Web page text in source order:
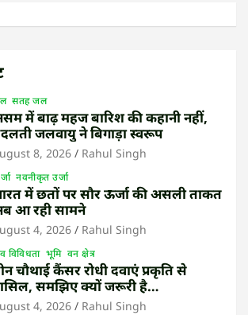
सतह जल
में बाढ़ महज बारिश की कहानी नहीं,
जलवायु ने बिगाड़ा स्वरूप
8, 2026 Rahul Singh
नवनीकृत उर्जा
में छतों पर सौर ऊर्जा की असली ताकत
आ रही सामने
4, 2026 Rahul Singh
विविधता भूमि वन क्षेत्र
चौथाई कैंसर रोधी दवाएं प्रकृति से
समझिए क्यों जरूरी है
जंगल बचाना
4, 2026 Rahul Singh